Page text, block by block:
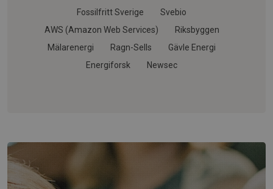
Fossilfritt Sverige
Svebio
AWS (Amazon Web Services)
Riksbyggen
Mälarenergi
Ragn-Sells
Gävle Energi
Energiforsk
Newsec